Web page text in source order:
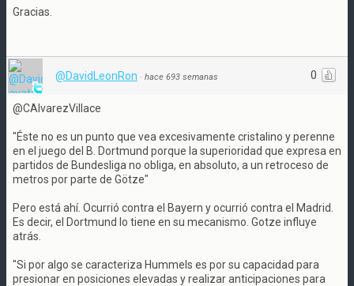
Gracias.
0
@DavidLeonRon · hace 693 semanas
@CAlvarezVillace
"Éste no es un punto que vea excesivamente cristalino y perenne
en el juego del B. Dortmund porque la superioridad que expresa en
partidos de Bundesliga no obliga, en absoluto, a un retroceso de
metros por parte de Götze"
Pero está ahí. Ocurrió contra el Bayern y ocurrió contra el Madrid.
Es decir, el Dortmund lo tiene en su mecanismo. Gotze influye
atrás.
"Si por algo se caracteriza Hummels es por su capacidad para
presionar en posiciones elevadas y realizar anticipaciones para